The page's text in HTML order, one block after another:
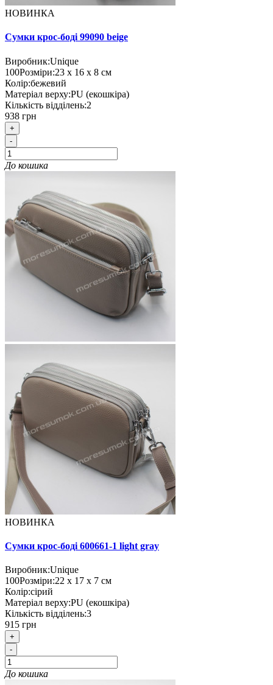
НОВИНКА
Сумки крос-боді 99090 beige
Виробник:Unique
100Розміри:23 х 16 х 8 см
Колір:бежевий
Матеріал верху:PU (екошкіра)
Кількість відділень:2
938 грн
+
-
До кошика
НОВИНКА
Сумки крос-боді 600661-1 light gray
Виробник:Unique
100Розміри:22 х 17 х 7 см
Колір:сірий
Матеріал верху:PU (екошкіра)
Кількість відділень:3
915 грн
+
-
До кошика